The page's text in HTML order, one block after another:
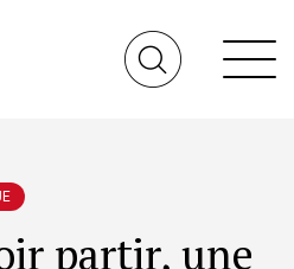
partir, une